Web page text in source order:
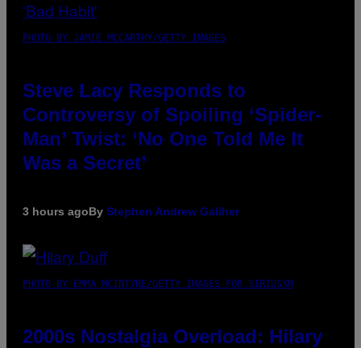
PHOTO BY JAMIE MCCARTHY/GETTY IMAGES
Steve Lacy Responds to
Controversy of Spoiling ‘Spider-
Man’ Twist: ‘No One Told Me It
Was a Secret’
3 hours agoBy Stephen Andrew Galiher
PHOTO BY EMMA MCINTYRE/GETTY IMAGES FOR SIRIUSXM
2000s Nostalgia Overload: Hilary